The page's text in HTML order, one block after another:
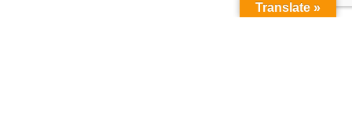
Translate »